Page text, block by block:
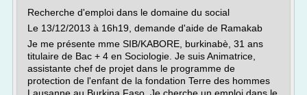
Recherche d'emploi dans le domaine du social
Le 13/12/2013 à 16h19, demande d'aide de Ramakab
Je me présente mme SIB/KABORE, burkinabè, 31 ans
titulaire de Bac + 4 en Sociologie. Je suis Animatrice,
assistante chef de projet dans le programme de
protection de l'enfant de la fondation Terre des hommes